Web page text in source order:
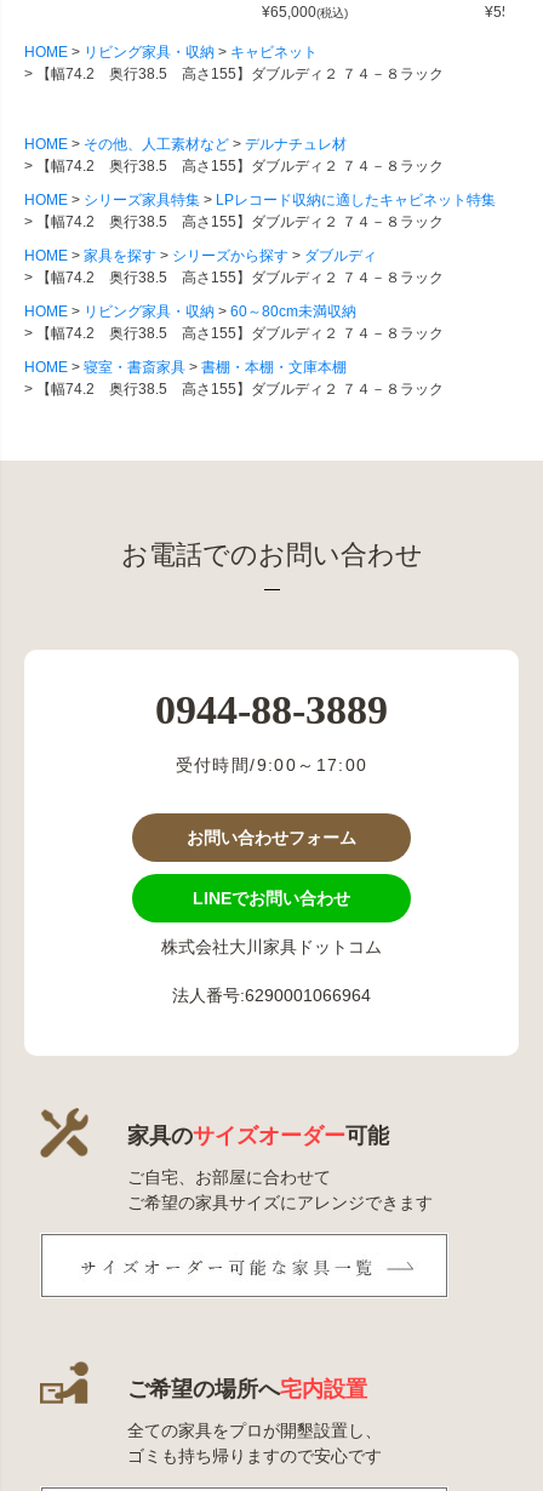
¥65,000(税込)
¥55,000
HOME リビング家具・収納
キャビネット
【幅74.2 奥行38.5 高さ155】ダブルディ２ ７４－８ラック
HOME その他、人工素材など
デルナチュレ材
【幅74.2 奥行38.5 高さ155】ダブルディ２ ７４－８ラック
HOME
シリーズ家具特集
LPレコード収納に適したキャビネット特集
【幅74.2 奥行38.5 高さ155】ダブルディ２ ７４－８ラック
HOME
家具を探す シリーズから探す
ダブルディ
【幅74.2 奥行38.5 高さ155】ダブルディ２ ７４－８ラック
HOME
リビング家具・収納
60～80cm未満収納
【幅74.2 奥行38.5 高さ155】ダブルディ２ ７４－８ラック
HOME
寝室・書斎家具
書棚・本棚・文庫本棚
【幅74.2 奥行38.5 高さ155】ダブルディ２ ７４－８ラック
お電話でのお問い合わせ
0944-88-3889
受付時間/9:00～17:00
お問い合わせフォーム
LINEでお問い合わせ
株式会社大川家具ドットコム
法人番号:6290001066964
家具のサイズオーダー可能
ご自宅、お部屋に合わせて
ご希望の家具サイズにアレンジできます
ご希望の場所へ宅内設置
全ての家具をプロが開墾設置し、
ゴミも持ち帰りますので安心です